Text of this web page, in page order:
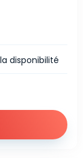
disponibilité